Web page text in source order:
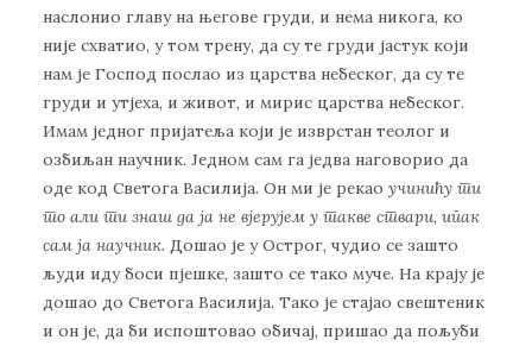
наслонио главу на његове груди, и нема никога, ко
није схватио, у том трену, да су те груди јастук који
нам је Господ послао из царства небеског, да су те
груди и утјеха, и живот, и мирис царства небеског.
Имам једног пријатеља који је изврстан теолог и
озбиљан научник. Једном сам га једва наговорио да
оде код Светога Василија. Он ми је рекао учинићу ти
то али ти знаш да ја не вјерујем у такве ствари, ипак
сам ја научник. Дошао је у Острог, чудио се зашто
људи иду боси пјешке, зашто се тако муче. На крају је
дошао до Светога Василија. Тако је стајао свештеник
и он је, да би испоштовао обичај, пришао да пољуби